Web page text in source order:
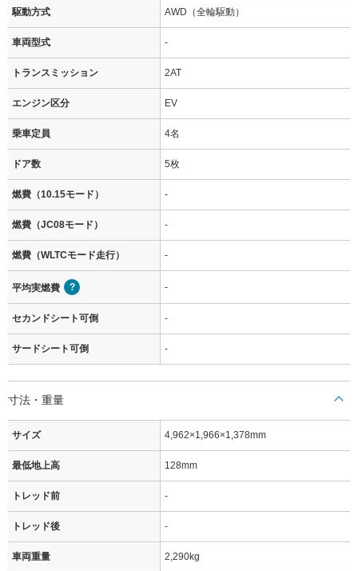
駆動方式 AWD（全輪駆動）
車両型式 -
トランスミッション 2AT
エンジン区分 EV
乗車定員 4名
ドア数 5枚
燃費（10.15モード） -
燃費（JC08モード） -
燃費（WLTCモード走行） -
平均実燃費 -
セカンドシート可倒 -
サードシート可倒 -
寸法・重量
サイズ 4,962×1,966×1,378mm
最低地上高 128mm
トレッド前 -
トレッド後 -
車両重量 2,290kg